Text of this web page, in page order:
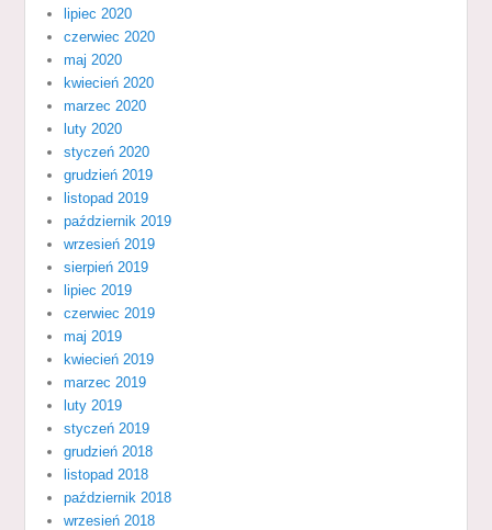
lipiec 2020
czerwiec 2020
maj 2020
kwiecień 2020
marzec 2020
luty 2020
styczeń 2020
grudzień 2019
listopad 2019
październik 2019
wrzesień 2019
sierpień 2019
lipiec 2019
czerwiec 2019
maj 2019
kwiecień 2019
marzec 2019
luty 2019
styczeń 2019
grudzień 2018
listopad 2018
październik 2018
wrzesień 2018